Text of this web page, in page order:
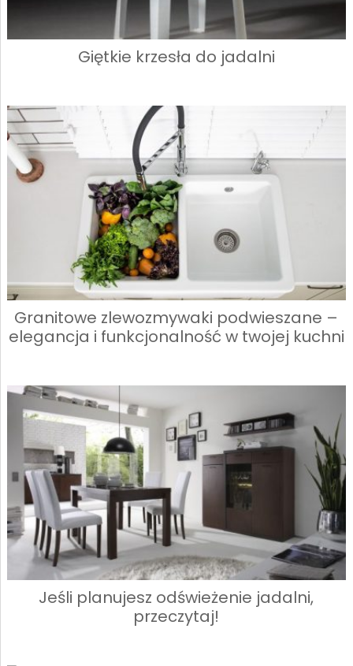
Giętkie krzesła do jadalni
Granitowe zlewozmywaki podwieszane –
elegancja i funkcjonalność w twojej kuchni
Jeśli planujesz odświeżenie jadalni,
przeczytaj!